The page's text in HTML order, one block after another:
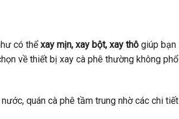
có thểxay mịn, xay bột, xay thôgiúp bạn
về thiết bị xay cà phê thường không phổ
quán cà phê tầm trung nhờ các chi tiết